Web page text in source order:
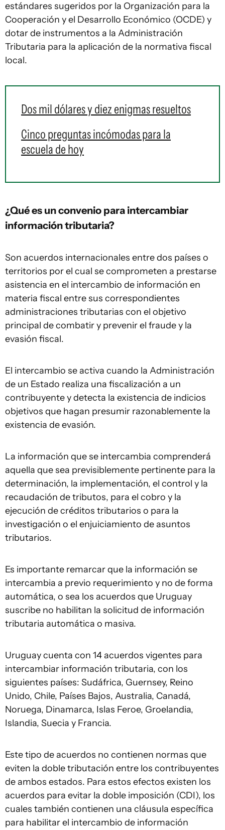
estándares sugeridos por la Organización para la
Cooperación y el Desarrollo Económico (OCDE) y
dotar de instrumentos a la Administración
Tributaria para la aplicación de la normativa fiscal
local.
Dos mil dólares y diez enigmas resueltos
Cinco preguntas incómodas para la
escuela de hoy
¿Qué es un convenio para intercambiar
información tributaria?
Son acuerdos internacionales entre dos países o
territorios por el cual se comprometen a prestarse
asistencia en el intercambio de información en
materia fiscal entre sus correspondientes
administraciones tributarias con el objetivo
principal de combatir y prevenir el fraude y la
evasión fiscal.
El intercambio se activa cuando la Administración
de un Estado realiza una fiscalización a un
contribuyente y detecta la existencia de indicios
objetivos que hagan presumir razonablemente la
existencia de evasión.
La información que se intercambia comprenderá
aquella que sea previsiblemente pertinente para la
determinación, la implementación, el control y la
recaudación de tributos, para el cobro y la
ejecución de créditos tributarios o para la
investigación o el enjuiciamiento de asuntos
tributarios.
Es importante remarcar que la información se
intercambia a previo requerimiento y no de forma
automática, o sea los acuerdos que Uruguay
suscribe no habilitan la solicitud de información
tributaria automática o masiva.
Uruguay cuenta con 14 acuerdos vigentes para
intercambiar información tributaria, con los
siguientes países: Sudáfrica, Guernsey, Reino
Unido, Chile, Países Bajos, Australia, Canadá,
Noruega, Dinamarca, Islas Feroe, Groelandia,
Islandia, Suecia y Francia.
Este tipo de acuerdos no contienen normas que
eviten la doble tributación entre los contribuyentes
de ambos estados. Para estos efectos existen los
acuerdos para evitar la doble imposición (CDI), los
cuales también contienen una cláusula específica
para habilitar el intercambio de información